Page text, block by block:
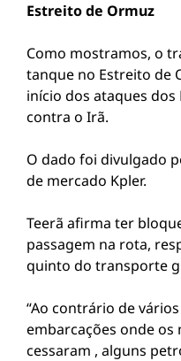
Estreito de Ormuz
Como mostramos, o
tanque no Estreito de
início dos ataques dos
contra o Irã.
O dado foi divulgado
de mercado Kpler.
Teerã afirma ter
passagem na rota,
quinto do transporte
“Ao contrário de
embarcações onde
cessaram , alguns